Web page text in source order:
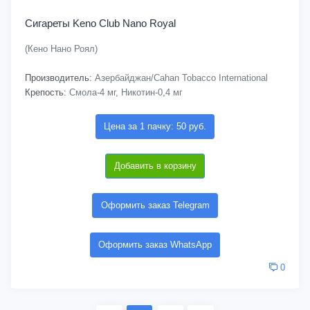
Сигареты Keno Club Nano Royal
(Кено Нано Роял)
Производитель: Азербайджан/Cahan Tobacco International
Крепость: Смола-4 мг, Никотин-0,4 мг
Цена за 1 пачку: 50 руб.
Добавить в корзину
Оформить заказ Telegram
Оформить заказ WhatsApp
0